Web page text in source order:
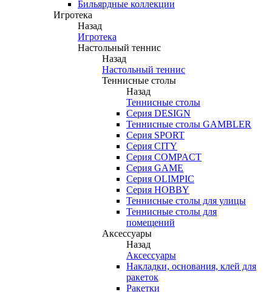
Бильярдные коллекции
Игротека
Назад
Игротека
Настольный теннис
Назад
Настольный теннис
Теннисные столы
Назад
Теннисные столы
Серия DESIGN
Теннисные столы GAMBLER
Серия SPORT
Серия CITY
Серия COMPACT
Серия GAME
Серия OLIMPIC
Серия HOBBY
Теннисные столы для улицы
Теннисные столы для
помещений
Аксессуары
Назад
Аксессуары
Накладки, основания, клей для
ракеток
Ракетки